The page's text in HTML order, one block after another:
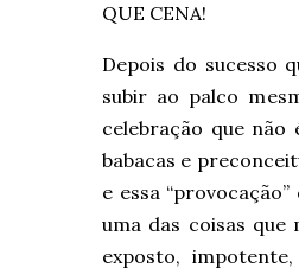
QUE CENA!
Depois do sucesso
subir ao palco
celebração que
babacas e
e essa
uma das coisas que
exposto,